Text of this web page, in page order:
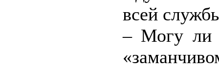
всей
– Могу ли